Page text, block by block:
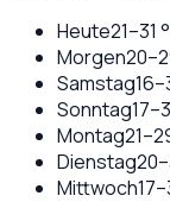
Heute21–31
Morgen20–
Samstag16–
Sonntag17–
Montag21–
Dienstag20–
Mittwoch17–